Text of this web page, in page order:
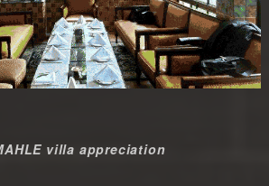
villa appreciation